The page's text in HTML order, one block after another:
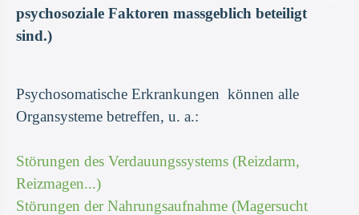
psychosoziale Faktoren massgeblich beteiligt
sind.)
Psychosomatische Erkrankungen können alle
Organsysteme betreffen, u. a.:
Störungen des Verdauungssystems (Reizdarm,
Reizmagen...)
Störungen der Nahrungsaufnahme (Magersucht